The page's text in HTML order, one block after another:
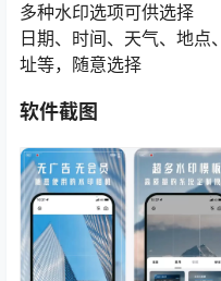
多种水印选项可供选择
日期、时间、天气、地
址等，随意选择
软件截图